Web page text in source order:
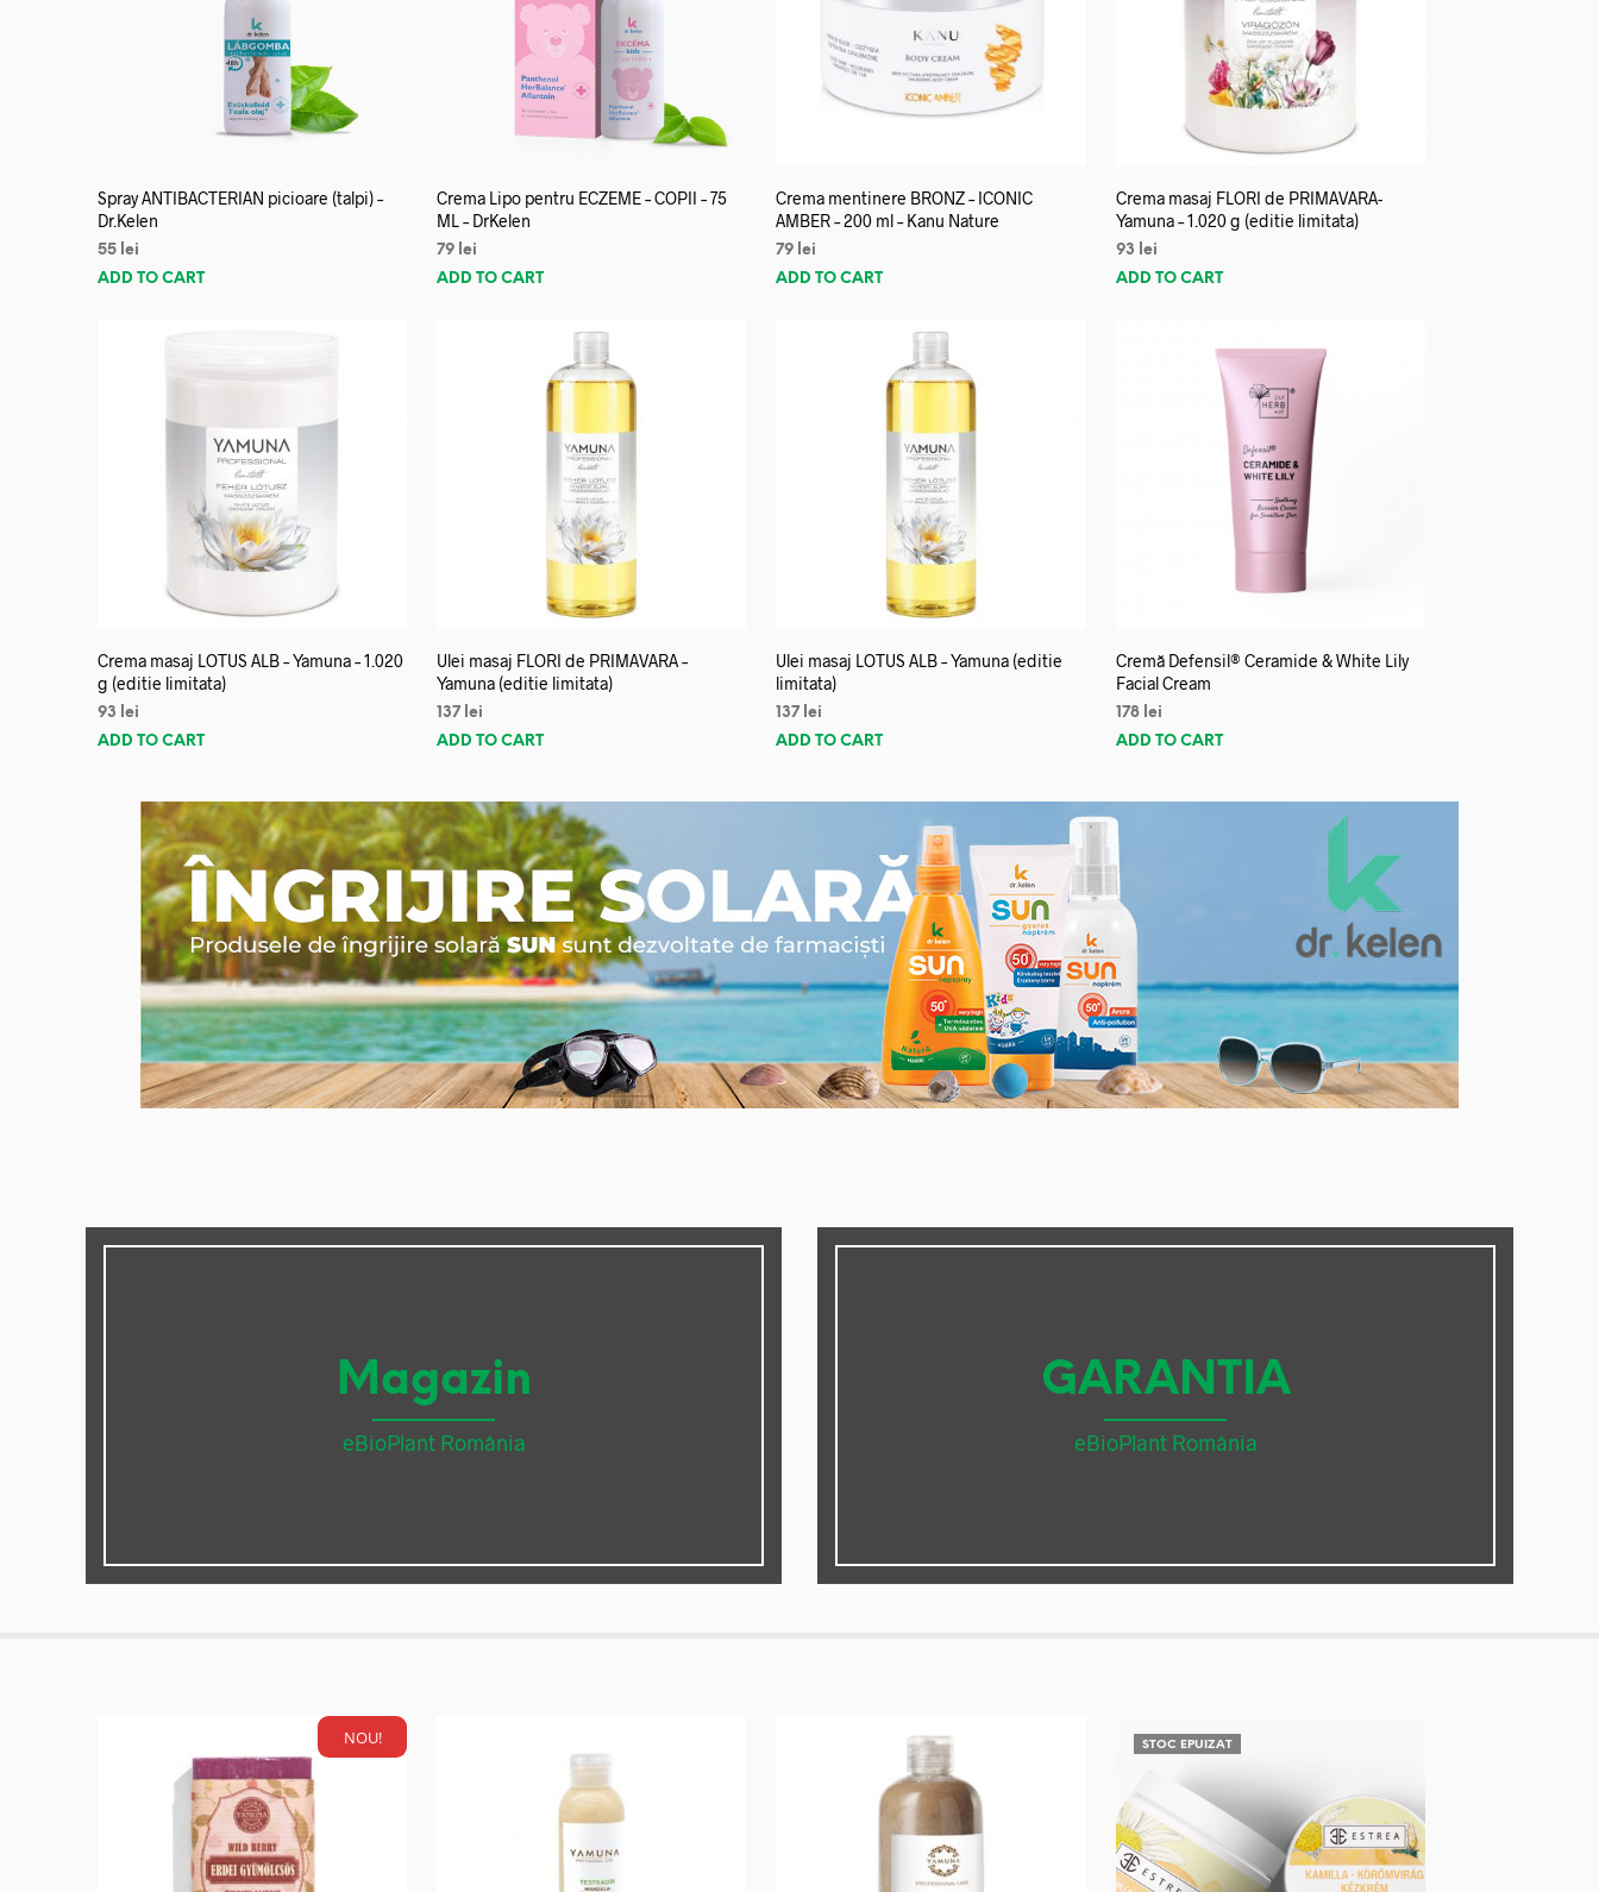
Spray ANTIBACTERIAN picioare (talpi) –
Dr.Kelen
55 lei
ADD TO CART
Crema Lipo pentru ECZEME – COPII – 75
ML – DrKelen
79 lei
ADD TO CART
Crema mentinere BRONZ – ICONIC
AMBER – 200 ml – Kanu Nature
79 lei
ADD TO CART
Crema masaj FLORI de PRIMAVARA-
Yamuna – 1.020 g (editie limitata)
93
lei
ADD TO CART
Crema masaj LOTUS ALB – Yamuna – 1.020
g (editie limitata)
93
lei
ADD TO CART
Ulei masaj FLORI de PRIMAVARA –
Yamuna (editie limitata)
137 lei
ADD TO CART
Ulei masaj LOTUS ALB – Yamuna (editie
limitata)
137 lei
ADD TO CART
Cremă Defensil® Ceramide & White Lily
Facial Cream
178 lei
ADD TO CART
Magazin
eBioPlant România
GARANTIA
eBioPlant România
NOU! STOC EPUIZAT